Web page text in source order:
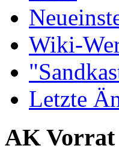
Wiki-
Letzte
AK Vorrat